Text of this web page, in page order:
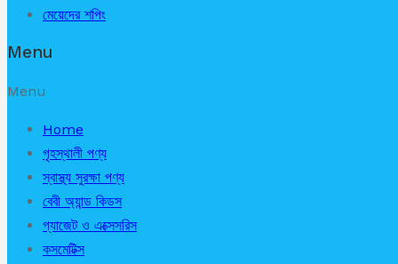
মেয়েদের শপিং
Menu
Menu
Home
গৃহস্থালী পণ্য
স্বাস্থ্য সুরক্ষা পণ্য
বেবী অ্যান্ড কিডস
গ্যাজেট ও এক্সেসরিস
কসমেটিক্স